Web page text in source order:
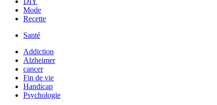
Mode
Recette
Santé
Addiction
Alzheimer
cancer
Fin de vie
Handicap
Psychologie